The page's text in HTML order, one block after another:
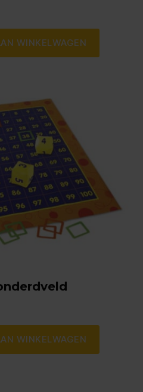
WINKELWAGEN
WINKELWAGEN